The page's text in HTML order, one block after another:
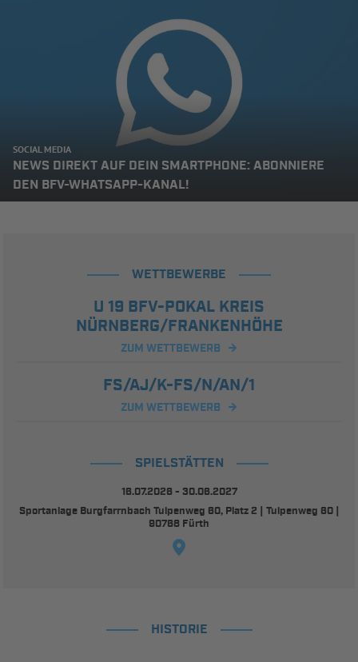
SOCIAL MEDIA
NEWS DIREKT AUF DEIN SMARTPHONE: ABONNIERE
DEN BFV-WHATSAPP-KANAL!
WETTBEWERBE
U 19 BFV-POKAL KREIS
NÜRNBERG/FRANKENHÖHE
ZUM WETTBEWERB
FS/AJ/K-FS/N/AN/1
ZUM WETTBEWERB
SPIELSTÄTTEN
16.07.2026 - 30.06.2027
Sportanlage Burgfarrnbach Tulpenweg 60, Platz 2 | Tulpenweg 60 |
90768 Fürth
HISTORIE